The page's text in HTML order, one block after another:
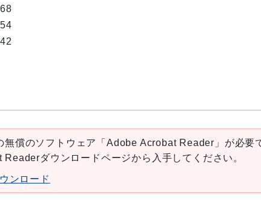
無償のソフトウェア「Adobe Acrobat Reader」が必要
ダウンロードページから入手してください。
ンロード